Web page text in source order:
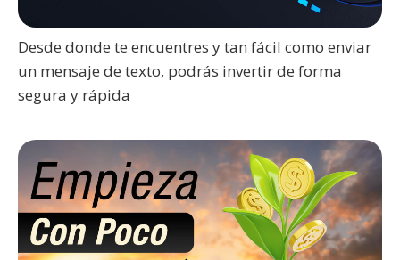
Desde donde te encuentres y tan fácil como enviar
un mensaje de texto, podrás invertir de forma
segura y rápida